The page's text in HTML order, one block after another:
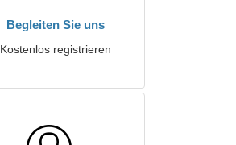
Begleiten Sie uns
Kostenlos registrieren